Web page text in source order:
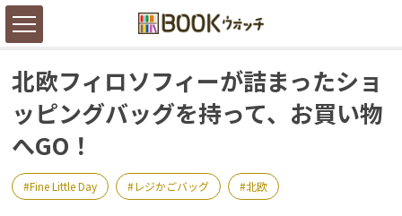
北欧フィロソフィーが詰まったショ
ッピングバッグを持って、お買い物
へGO！
Fine Little Day レジかごバッグ 北欧